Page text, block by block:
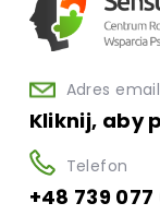
Adres email
Kliknij, aby
Telefon
+48 739